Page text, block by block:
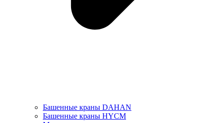
Башенные краны DAHAN
Башенные краны HYCM